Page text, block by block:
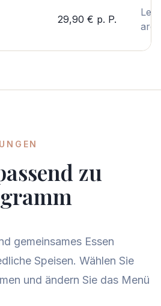
29,90 € p. P.
zu
gemeinsames Essen
Speisen. Wählen Sie
und ändern Sie das Menü